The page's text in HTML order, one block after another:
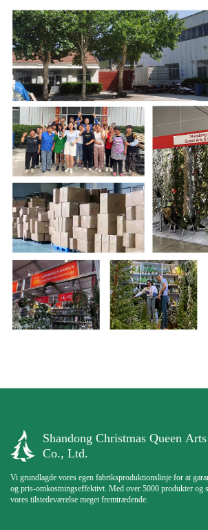
Shandong Christmas Queen
Co., Ltd.
Vi grundlagde vores egen fabriksproduktionslinje for at
og pris-omkostningseffektivt. Med over 5000 produkter og
vores tilstedeværelse meget fremtrædende.